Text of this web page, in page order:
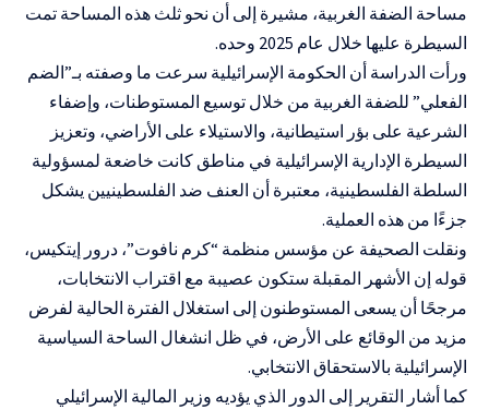
مساحة الضفة الغربية، مشيرة إلى أن نحو ثلث هذه المساحة تمت
السيطرة عليها خلال عام 2025 وحده.
ورأت الدراسة أن الحكومة الإسرائيلية سرعت ما وصفته بـ”الضم
الفعلي” للضفة الغربية من خلال توسيع المستوطنات، وإضفاء
الشرعية على بؤر استيطانية، والاستيلاء على الأراضي، وتعزيز
السيطرة الإدارية الإسرائيلية في مناطق كانت خاضعة لمسؤولية
السلطة الفلسطينية، معتبرة أن العنف ضد الفلسطينيين يشكل
جزءًا من هذه العملية.
ونقلت الصحيفة عن مؤسس منظمة “كرم نافوت”، درور إيتكيس،
قوله إن الأشهر المقبلة ستكون عصيبة مع اقتراب الانتخابات،
مرجحًا أن يسعى المستوطنون إلى استغلال الفترة الحالية لفرض
مزيد من الوقائع على الأرض، في ظل انشغال الساحة السياسية
الإسرائيلية بالاستحقاق الانتخابي.
كما أشار التقرير إلى الدور الذي يؤديه وزير المالية الإسرائيلي